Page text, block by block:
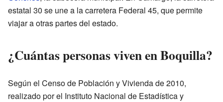
estatal 30 se une a la carretera Federal 45, que permite
viajar a otras partes del estado.
¿Cuántas personas viven en Boquilla?
Según el Censo de Población y Vivienda de 2010,
realizado por el Instituto Nacional de Estadística y